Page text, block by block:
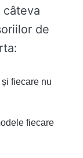
de
fiecare nu
fiecare